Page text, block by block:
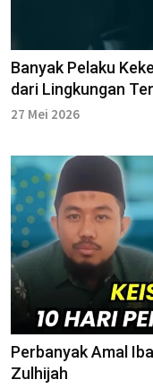
Banyak Pelaku
dari Lingkungan
27 Mei 2026
Perbanyak Amal
Zulhijah